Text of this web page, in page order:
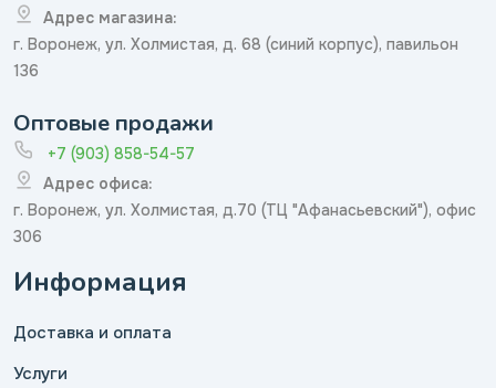
Адрес магазина:
г. Воронеж, ул. Холмистая, д. 68 (синий корпус), павильон
136
Оптовые продажи
+7 (903) 858-54-57
Адрес офиса:
г. Воронеж, ул. Холмистая, д.70 (ТЦ "Афанасьевский"), офис
306
Информация
Доставка и оплата
Услуги